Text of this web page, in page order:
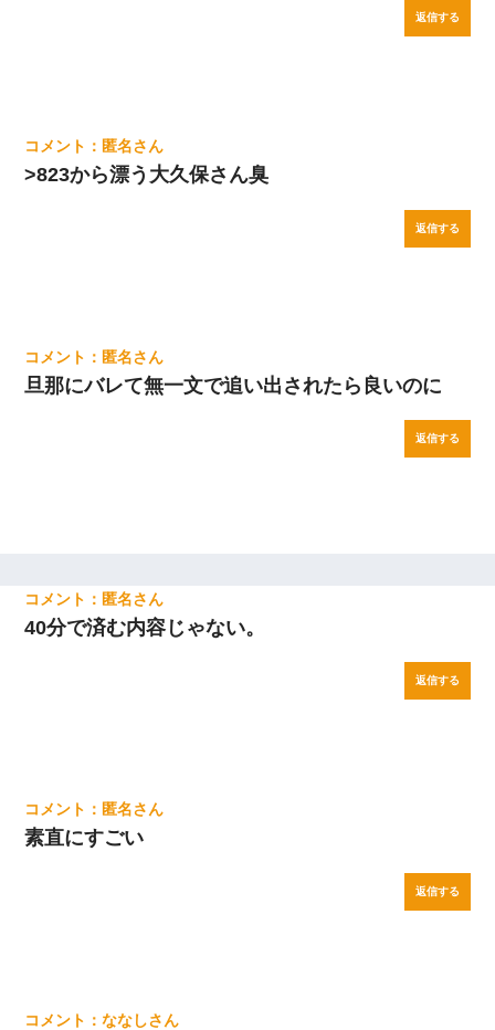
返信する
匿名
>823から漂う大久保さん臭
返信する
匿名
旦那にバレて無一文で追い出されたら良いのに
返信する
匿名
40分で済む内容じゃない。
返信する
匿名
素直にすごい
返信する
ななし